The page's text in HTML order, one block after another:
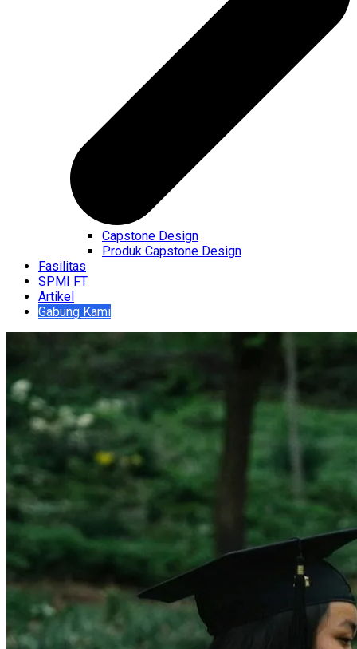
Capstone Design
Produk Capstone Design
Fasilitas
SPMI FT
Artikel
Gabung Kami